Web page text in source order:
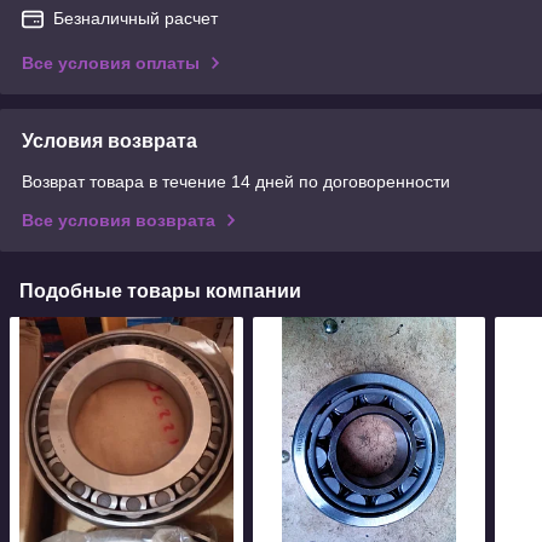
Безналичный расчет
Все условия оплаты
Условия возврата
Возврат товара в течение 14 дней по договоренности
Все условия возврата
Подобные товары компании